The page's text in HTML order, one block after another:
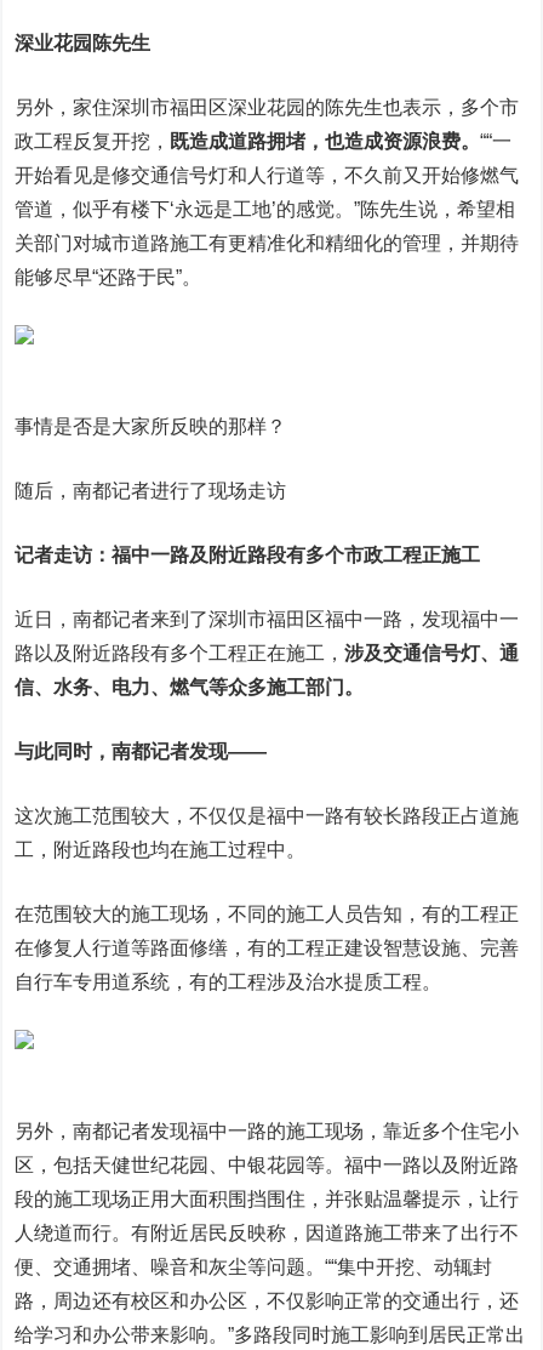
深业花园陈先生
另外，家住深圳市福田区深业花园的陈先生也表示，多个市
政工程反复开挖， 既造成道路拥堵，也造成资源浪费。““一
开始看见是修交通信号灯和人行道等，不久前又开始修燃气
管道，似乎有楼下‘永远是工地’的感觉。”陈先生说，希望相
关部门对城市道路施工有更精准化和精细化的管理，并期待
能够尽早“还路于民”。
事情是否是大家所反映的那样？
随后，南都记者进行了现场走访
记者走访：福中一路及附近路段有多个市政工程正施工
近日，南都记者来到了深圳市福田区福中一路，发现福中一
路以及附近路段有多个工程正在施工，涉及交通信号灯、通
信、水务、电力、燃气等众多施工部门。
与此同时，南都记者发现——
这次施工范围较大，不仅仅是福中一路有较长路段正占道施
工，附近路段也均在施工过程中。
在范围较大的施工现场，不同的施工人员告知，有的工程正
在修复人行道等路面修缮，有的工程正建设智慧设施、完善
自行车专用道系统，有的工程涉及治水提质工程。
另外，南都记者发现福中一路的施工现场，靠近多个住宅小
区，包括天健世纪花园、中银花园等。福中一路以及附近路
段的施工现场正用大面积围挡围住，并张贴温馨提示，让行
人绕道而行。有附近居民反映称，因道路施工带来了出行不
便、交通拥堵、噪音和灰尘等问题。““集中开挖、动辄封
路，周边还有校区和办公区，不仅影响正常的交通出行，还
给学习和办公带来影响。”多路段同时施工影响到居民正常出